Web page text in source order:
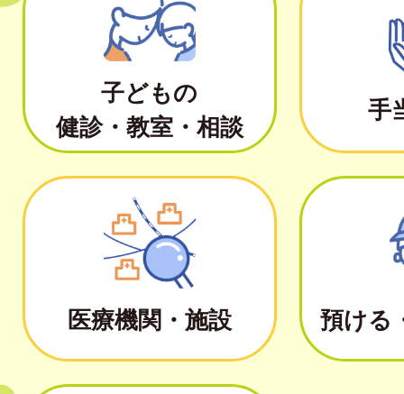
子どもの
健診・教室・相談
手
医療機関・施設 預ける